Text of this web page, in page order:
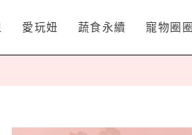
愛玩妞 蔬食永續 寵物圈圈